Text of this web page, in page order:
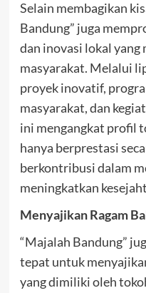
Selain membagikan
Bandung” juga
dan inovasi lokal yang
masyarakat. Melalui
proyek inovatif,
masyarakat, dan
ini mengangkat profil
hanya berprestasi
berkontribusi dalam
meningkatkan
Menyajikan Ragam
“Majalah Bandung”
tepat untuk
yang dimiliki oleh